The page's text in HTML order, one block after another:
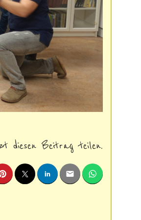
diesen Beitrag teilen.